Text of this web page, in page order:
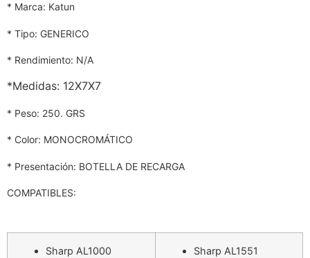
* Marca: Katun
* Tipo: GENERICO
* Rendimiento: N/A
*Medidas: 12X7X7
* Peso: 250. GRS
* Color: MONOCROMÁTICO
* Presentación: BOTELLA DE RECARGA
COMPATIBLES:
Sharp AL1000
Sharp AL1551